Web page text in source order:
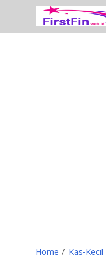
Home Kas-Kecil